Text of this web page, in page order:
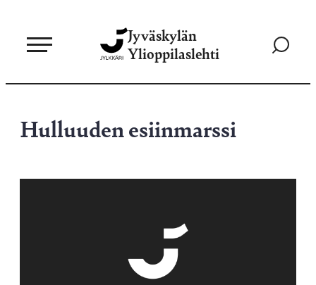
sisältöön
Jyväskylän
Ylioppilaslehti
Siirry
Hulluuden esiinmarssi